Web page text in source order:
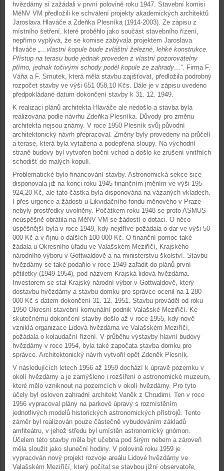
hvězdárny si zažádali v první polovině roku 1947. Stavební komisi
MěNV VM předložili ke schválení projekty akademických architektů
Jaroslava Hlaváče a Zdeňka Plesníka (1914-2003). Ze zápisu z
místního šetření, které proběhlo jako součást stavebního řízení,
nepřímo vyplývá, že se komise zabývala projektem Jaroslava
Hlaváče „…vlastní kopule bude zvláštní železné, lehké konstrukce.
Přístup na terasu bude jednak proveden z vlastní pozorovatelny
přímo, jednak točivými schody podél kopule ze zahrady…“. Firma F.
Váňa a F. Smutek, která měla stavbu zajišťovat, předložila podrobný
rozpočet stavby ve výši 651 058,10 Kčs. Dále je v zápisu uvedeno
předpokládané datum dokončení stavby k 31. 12. 1949.
K realizaci plánů architekta Hlaváče ale nedošlo a stavba byla
realizována podle návrhu Zdeňka Plesníka. Důvody pro změnu
architekta nejsou známy. V roce 1950 Plesník svůj původní
architektonický návrh přepracoval. Změny byly provedeny na průčelí
a terase, která byla vytažena a podepřena sloupy. Na východní
straně budovy byl vytvořen boční vchod a došlo ke zrušení vnitřních
schodišť do malých kopulí.
Problematické bylo financování stavby. Astronomická sekce sice
disponovala již na konci roku 1945 finančním jměním ve výši 195
924,20 Kč, ale tato částka byla disponována na vázaných vkladech.
I přes urgence a žádosti u Likvidačního fondu měnového v Praze
nebyly prostředky uvolněny. Počátkem roku 1948 se proto ASMUS
neúspěšně obrátila na MěNV VM se žádostí o dotaci. O něco
úspěšnější byla v roce 1949, kdy nejdříve požádala o dar ve výši 50
000 Kč a v říjnu o dalších 100 000 Kč. O finanční pomoc také
žádala u Okresního úřadu ve Valašském Meziříčí, Krajského
národního výboru v Gottwaldově a na ministerstvu školství. Stavbu
hvězdárny se také podařilo v roce 1949 zařadit do plánů první
pětiletky (1949-1954), pod názvem Krajská lidová hvězdárna.
Investorem se stal Krajský národní výbor v Gottwaldově, který
dostavbu hvězdárny a stavbu domku pro správce ocenil na 1 280
000 Kč s datem dokončení 31. 12. 1951. Stavbu prováděl od roku
1950 Okresní stavební komunální podnik Valašské Meziříčí. Ke
skutečnému dokončení stavby došlo až v roce 1955, kdy nově
vzniklá organizace Lidová hvězdárna ve Valašském Meziříčí,
požádala o kolaudační řízení. V průběhu výstavby hlavní budovy
hvězdárny v roce 1954, byla také započata stavba domku pro
správce. Architektonický návrh vytvořil opět Zdeněk Plesník.
V následujících letech 1956 až 1959 dochází k úpravě pozemku v
okolí hvězdárny a je zamýšleno i rozšíření o astronomické muzeum,
které mělo vzniknout na pozemcích v okolí hvězdárny. Pro tyto
účely byl osloven zahradní architekt Vaněk z Chrudimi. Ten v roce
1956 vypracoval plány na parkové úpravy s rozmístěním
jednotlivých modelů historických astronomických přístrojů. Tento
záměr byl realizován pouze částečně vybudováním základů
amfiteátru, v jehož středu byl umístěn astronomický gnómon.
Účelem této stavby měla být učebna pod širým nebem a zároveň
měla sloužit jako sluneční hodiny. V polovině roku 1959 je
vypracován nový projekt rozvoje areálu Lidové hvězdárny ve
Valašském Meziříčí, který počítal se stavbou jižní observatoře,